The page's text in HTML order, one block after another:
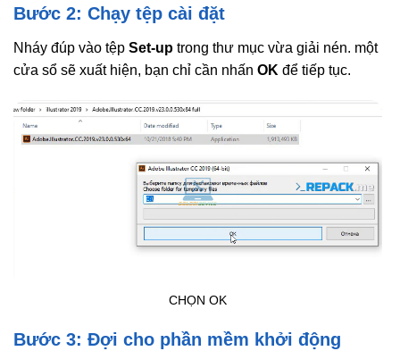
Bước 2: Chạy tệp cài đặt
Nháy đúp vào tệp Set-up trong thư mục vừa giải nén. một
cửa sổ sẽ xuất hiện, bạn chỉ cần nhấn OK để tiếp tục.
CHỌN OK
Bước 3: Đợi cho phần mềm khởi động